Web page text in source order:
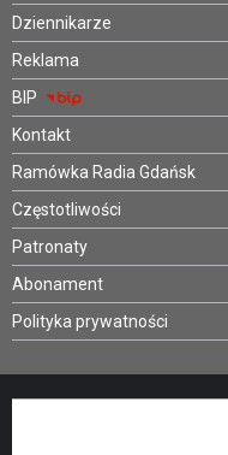
Dziennikarze
Reklama
BIP
Kontakt
Ramówka Radia Gdańsk
Częstotliwości
Patronaty
Abonament
Polityka prywatności